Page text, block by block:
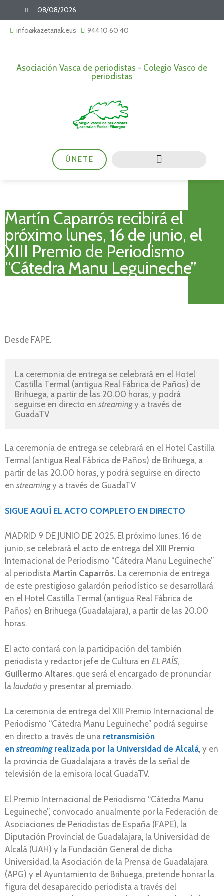
08/08/2026
info@kazetariak.eus 944 10 60 40
Asociación Vasca de periodistas - Colegio Vasco de
periodistas
ÚNETE
Martín Caparrós recibirá el
próximo lunes, 16 de junio, el
XIII Premio de Periodismo
“Cátedra Manu Leguineche”
Desde FAPE.
La ceremonia de entrega se celebrará en el Hotel
Castilla Termal (antigua Real Fábrica de Paños) de
Brihuega, a partir de las 20.00 horas, y podrá
seguirse en directo en streaming y a través de
GuadaTV
La ceremonia de entrega se celebrará en el Hotel Castilla
Termal (antigua Real Fábrica de Paños) de Brihuega, a
partir de las 20.00 horas, y podrá seguirse en directo
en streamingy a través de GuadaTV
SIGUE AQUÍ EL ACTO COMPLETO EN DIRECTO
MADRID 9 DE JUNIO DE 2025. El próximo lunes, 16 de
junio, se celebrará el acto de entrega del XIII Premio
Internacional de Periodismo “Cátedra Manu Leguineche”
al periodista Martín Caparrós. La ceremonia de entrega
de este prestigioso galardón periodístico se desarrollará
en el Hotel Castilla Termal (antigua Real Fábrica de
Paños) en Brihuega (Guadalajara), a partir de las 20.00
horas.
El acto contará con la participación del también
periodista y redactor jefe de Cultura en EL PAÍS,
Guillermo Altares, que será el encargado de pronunciar
la laudatio y presentar al premiado.
La ceremonia de entrega del XIII Premio Internacional de
Periodismo “Cátedra Manu Leguineche” podrá seguirse
en directo a través de una retransmisión
en streamingrealizada por la Universidad de Alcalá, y en
la provincia de Guadalajara a través de la señal de
televisión de la emisora local GuadaTV.
El Premio Internacional de Periodismo “Cátedra Manu
Leguineche”, convocado anualmente por la Federación de
Asociaciones de Periodistas de España (FAPE), la
Diputación Provincial de Guadalajara, la Universidad de
Alcalá (UAH) y la Fundación General de dicha
Universidad, la Asociación de la Prensa de Guadalajara
(APG) y el Ayuntamiento de Brihuega, pretende honrar la
figura del desaparecido periodista a través del